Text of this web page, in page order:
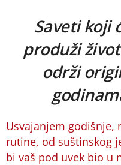
Saveti koji
produži
održi
Usvajanjem godišnje,
rutine, od suštinskog
bi vaš pod uvek bio u